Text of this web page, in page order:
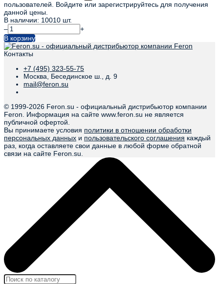
пользователей. Войдите или зарегистрируйтесь для получения
данной цены.
В наличии: 10010 шт.
–
+
В корзину
Контакты
+7 (495) 323-55-75
Москва, Бесединское ш., д. 9
mail@feron.su
© 1999-2026 Feron.su - официальный дистрибьютор компании
Feron. Информация на сайте www.feron.su не является
публичной офертой.
Вы принимаете условия политики в отношении обработки
персональных данных и пользовательского соглашения каждый
раз, когда оставляете свои данные в любой форме обратной
связи на сайте Feron.su.